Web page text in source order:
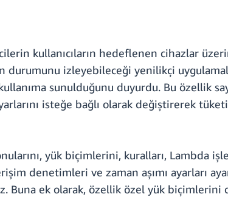
kullanıcıların hedeflenen cihazlar
izleyebileceği yenilikçi
sunulduğunu duyurdu. Bu özellik
isteğe bağlı olarak değiştirerek
yük biçimlerini, kuralları, Lambda
denetimleri ve zaman aşımı ayarları
ek olarak, özellik özel yük biçimlerini